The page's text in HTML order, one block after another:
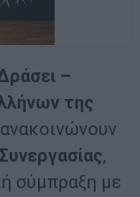
–
της
ανακοινώνουν
,
σύμπραξη με